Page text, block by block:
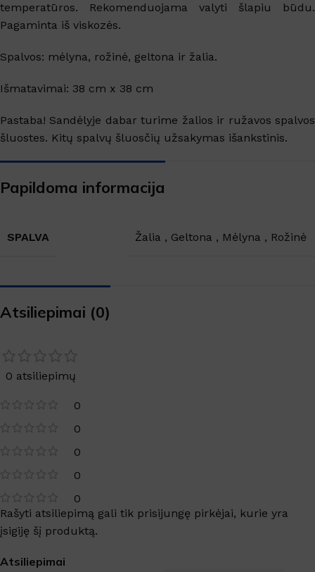
temperatūros. Rekomenduojama valyti šlapiu būdu.
Pagaminta iš viskozės.
Spalvos: mėlyna, rožinė, geltona ir žalia.
Išmatavimai: 38 cm x 38 cm
Pastaba! Sandėlyje dabar turime žalios ir ružavos spalvos
šluostes. Kitų spalvų šluosčių užsakymas išankstinis.
Papildoma informacija
SPALVA Žalia , Geltona , Mėlyna , Rožinė
Atsiliepimai (0)
0 atsiliepimų
0
0
0
0
0
Atsiliepimai
Rašyti atsiliepimą gali tik prisijungę pirkėjai, kurie yra
įsigiję šį produktą.